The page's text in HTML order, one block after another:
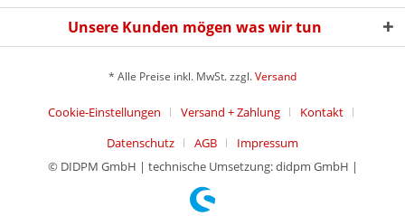
Unsere Kunden mögen was wir tun
* Alle Preise inkl. MwSt. zzgl.Versand
Cookie-Einstellungen Versand + Zahlung
Kontakt
Datenschutz
AGB
Impressum
© DIDPM GmbH | technische Umsetzung: didpm GmbH |